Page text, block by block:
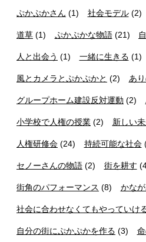
ぷかぷかさん (1) 社会モデル(2)
道草 (1) ぷかぷかな物語(21)
人と出会う (1) 一緒に生きる (1)
風とカメラとぷかぷかと (2) あ
グループホーム建設反対運動 (2)
小学校で人権の授業 (2) 新しい
人権研修会 (24) 持続可能な社会
セノーさんの物語 (2) 街を耕す
街角のパフォーマンス (8) かな
社会に合わせなくてもやっていけ
自分の街にぷかぷかを作る (3)